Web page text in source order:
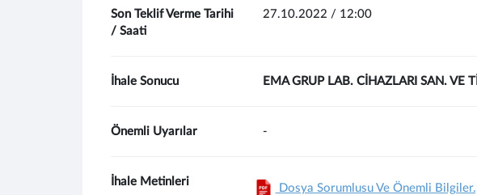
Son Teklif Verme Tarihi
/ Saati
27.10.2022 / 12:00
İhale Sonucu EMA GRUP LAB. CİHAZLARI SAN. VE
Önemli Uyarılar -
İhale Metinleri
Dosya Sorumlusu Ve Önemli